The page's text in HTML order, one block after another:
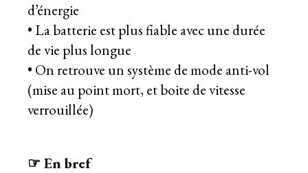
d’énergie
• La batterie est plus fiable avec une durée
de vie plus longue
• On retrouve un système de mode anti-vol
(mise au point mort, et boite de vitesse
verrouillée)
☞ En bref